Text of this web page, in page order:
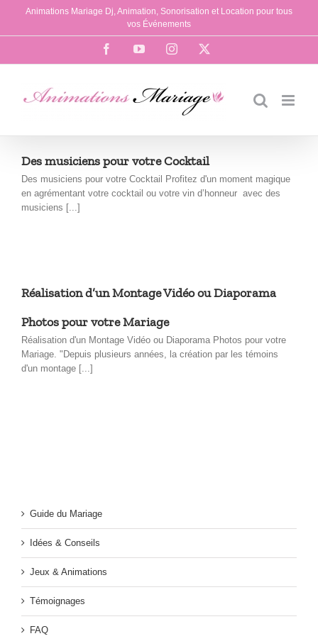
Passer
contenu
Animations Mariage Dj, Animation, Sonorisation et Location pour tous
vos Événements
FacebookYouTubeInstagram
Des musiciens pour votre Cocktail
Des musiciens pour votre Cocktail Profitez d'un moment magique
en agrémentant votre cocktail ou votre vin d’honneur avec des
musiciens [...]
Réalisation d’un Montage Vidéo ou Diaporama
Photos pour votre Mariage
Réalisation d'un Montage Vidéo ou Diaporama Photos pour votre
Mariage. "Depuis plusieurs années, la création par les témoins
d'un montage [...]
Guide du Mariage
Idées & Conseils
Jeux & Animations
Témoignages
FAQ